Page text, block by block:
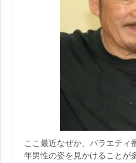
ここ最近なぜか、バラエティ
年男性の姿を見かけることが